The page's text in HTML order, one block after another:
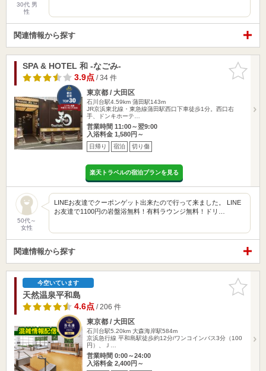
30代 男
性
関連情報から探す
お気に入
りに追加
SPA & HOTEL 和 -なごみ-
3.9点/ 34 件
東京都 / 大田区
石川台駅4.59km 蒲田駅143m
JR京浜東北線・東急線蒲田駅西口下車徒歩1分。西口右
手、ドンキホーテ…
営業時間 11:00～翌9:00
入浴料金 1,580円～
日帰り 宿泊 切り傷
楽天トラベルの宿泊プランを見る
50代～
女性
LINEお友達でクーポンゲット出来たので行って来ました。 LINE
お友達で1100円の岩盤浴無料！有料ラウンジ無料！ドリ…
関連情報から探す
お気に入
りに追加
今空いています
天然温泉平和島
4.6点/ 206 件
東京都 / 大田区
石川台駅5.20km 大森海岸駅584m
京浜急行線 平和島駅徒歩約12分/ワンコインバス3分（100
円）、Ｊ…
営業時間 0:00～24:00
入浴料金 2,400円～